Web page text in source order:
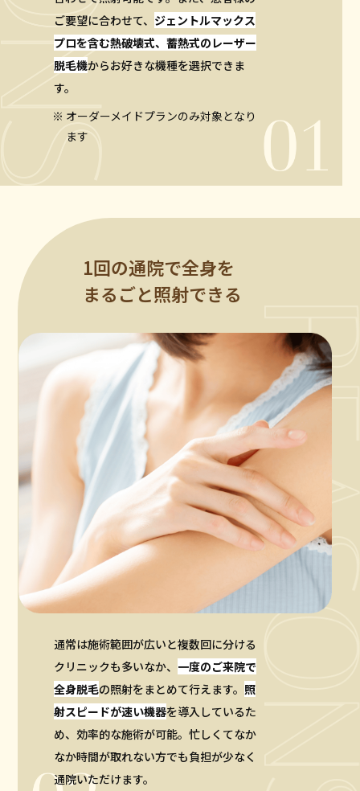
ご要望に合わせて、 ジェントルマックス
プロを含む熱破壊式、蓄熱式のレーザー
脱毛機からお好きな機種を選択できま
す。
オーダーメイドプランのみ対象となり
ます
1回の通院で全身を
まるごと照射できる
通常は施術範囲が広いと複数回に分ける
クリニックも多いなか、 一度のご来院で
全身脱毛の照射をまとめて行えます。 照
射スピードが速い機器を導入しているた
め、効率的な施術が可能。忙しくてなか
なか時間が取れない方でも負担が少なく
通院いただけます。